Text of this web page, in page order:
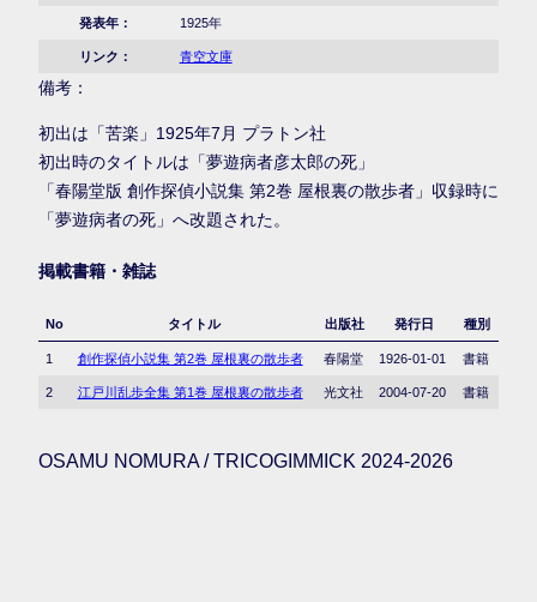
発表年： 1925年
リンク： 青空文庫
備考：
初出は「苦楽」1925年7月 プラトン社
初出時のタイトルは「夢遊病者彦太郎の死」
「春陽堂版 創作探偵小説集 第2巻 屋根裏の散歩者」収録時に
「夢遊病者の死」へ改題された。
掲載書籍・雑誌
No タイトル 出版社 発行日 種別
1 創作探偵小説集 第2巻 屋根裏の散歩者 春陽堂 1926-01-01 書籍
2 江戸川乱歩全集 第1巻 屋根裏の散歩者 光文社 2004-07-20 書籍
OSAMU NOMURA / TRICOGIMMICK 2024-2026